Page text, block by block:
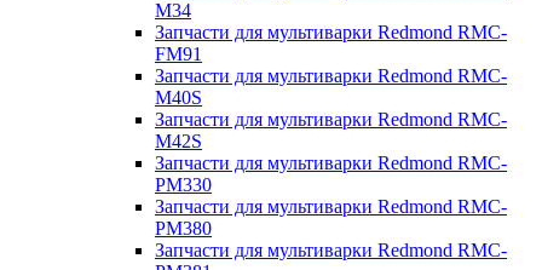
M34
Запчасти для мультиварки Redmond RMC-
FM91
Запчасти для мультиварки Redmond RMC-
M40S
Запчасти для мультиварки Redmond RMC-
M42S
Запчасти для мультиварки Redmond RMC-
PM330
Запчасти для мультиварки Redmond RMC-
PM380
Запчасти для мультиварки Redmond RMC-